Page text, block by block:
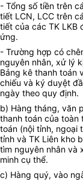
- Tổng số tiền trên
tiết LCN, LCC trên
tiết của các TK LKB
ứng.
- Trường hợp có
nguyên nhân, xử lý
Bảng kê thanh toán
chiếu và ký duyệt
ngày theo quy định.
b) Hàng tháng, văn
thanh toán của toàn
toán (nội tỉnh, ngoại
tỉnh và TK Liên kho
tìm nguyên nhân và
minh cụ thể.
c) Hàng quý, vào